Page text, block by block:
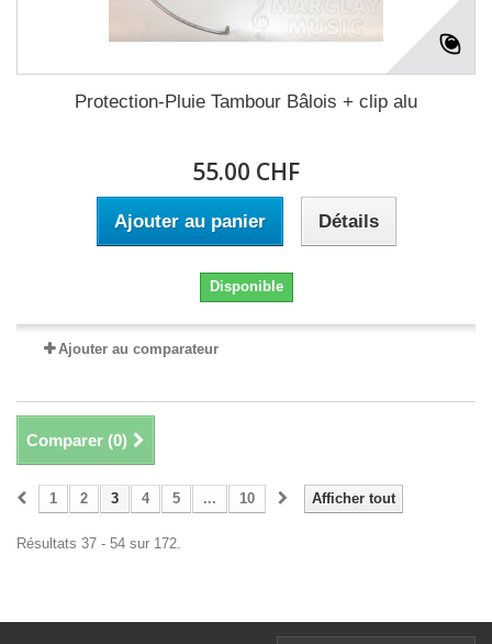
Protection-Pluie Tambour Bâlois + clip alu
55.00 CHF
Ajouter au panier Détails
Disponible
Ajouter au comparateur
Comparer (0)
Afficher tout
1 2 3 4 5 ... 10
Résultats 37 - 54 sur 172.